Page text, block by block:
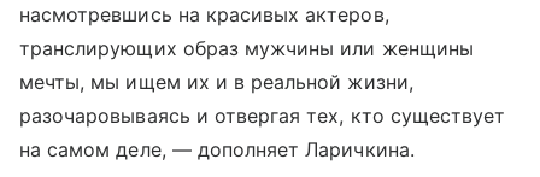
насмотревшись на красивых актеров,
транслирующих образ мужчины или женщины
мечты, мы ищем их и в реальной жизни,
разочаровываясь и отвергая тех, кто существует
на самом деле, — дополняет Ларичкина.